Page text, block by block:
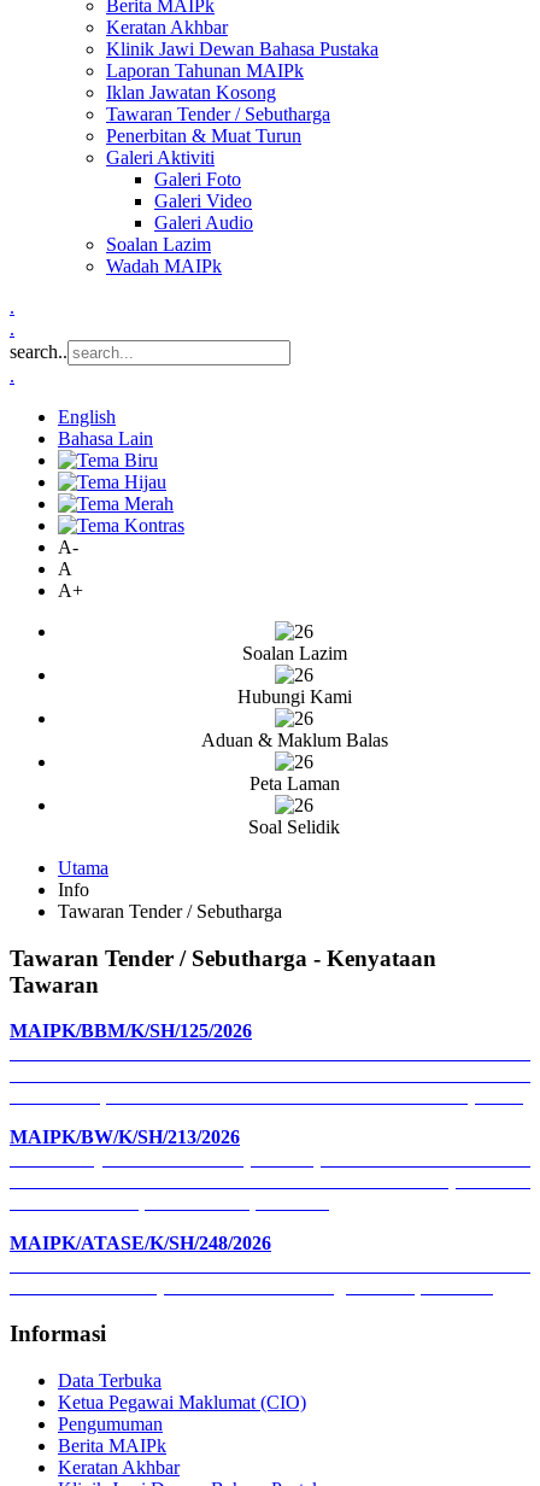
Berita MAIPk
Keratan Akhbar
Klinik Jawi Dewan Bahasa Pustaka
Laporan Tahunan MAIPk
Iklan Jawatan Kosong
Tawaran Tender / Sebutharga
Penerbitan & Muat Turun
Galeri Aktiviti
Galeri Foto
Galeri Video
Galeri Audio
Soalan Lazim
Wadah MAIPk
.
.
search..
.
English
Bahasa Lain
A-
A
A+
Soalan Lazim
Hubungi Kami
Aduan & Maklum Balas
Peta Laman
Soal Selidik
Utama
Info
Tawaran Tender / Sebutharga
Tawaran Tender / Sebutharga - Kenyataan
Tawaran
MAIPK/BBM/K/SH/125/2026
MAIPK/BW/K/SH/213/2026
MAIPK/ATASE/K/SH/248/2026
Informasi
Data Terbuka
Ketua Pegawai Maklumat (CIO)
Pengumuman
Berita MAIPk
Keratan Akhbar